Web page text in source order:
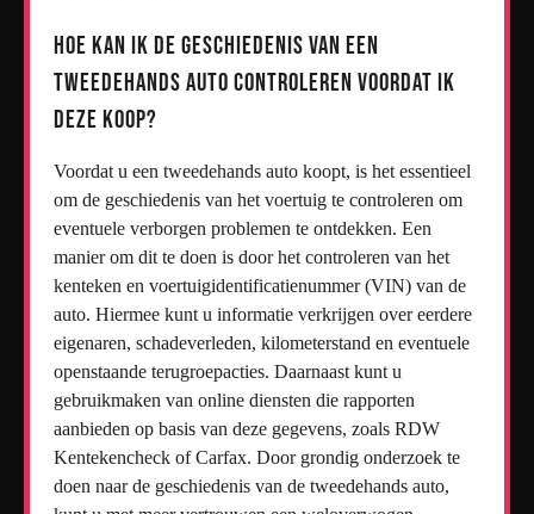
Hoe kan ik de geschiedenis van een
tweedehands auto controleren voordat ik
deze koop?
Voordat u een tweedehands auto koopt, is het essentieel
om de geschiedenis van het voertuig te controleren om
eventuele verborgen problemen te ontdekken. Een
manier om dit te doen is door het controleren van het
kenteken en voertuigidentificatienummer (VIN) van de
auto. Hiermee kunt u informatie verkrijgen over eerdere
eigenaren, schadeverleden, kilometerstand en eventuele
openstaande terugroepacties. Daarnaast kunt u
gebruikmaken van online diensten die rapporten
aanbieden op basis van deze gegevens, zoals RDW
Kentekencheck of Carfax. Door grondig onderzoek te
doen naar de geschiedenis van de tweedehands auto,